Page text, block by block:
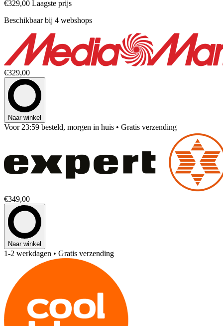
€329,00 Laagste prijs
Beschikbaar bij 4 webshops
€329,00
Naar winkel
Voor 23:59 besteld, morgen in huis • Gratis verzending
€349,00
Naar winkel
1-2 werkdagen • Gratis verzending